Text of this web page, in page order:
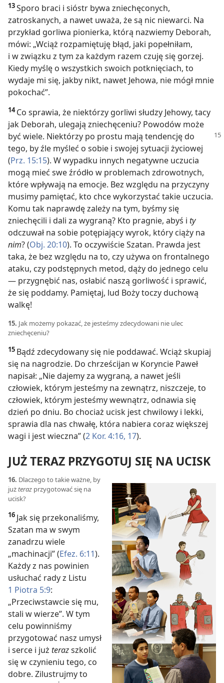
13Sporo braci i sióstr bywa zniechęconych,
zatroskanych, a nawet uważa, że są nic niewarci. Na
przykład gorliwa pionierka, którą nazwiemy Deborah,
mówi: „Wciąż rozpamiętuję błąd, jaki popełniłam,
i w związku z tym za każdym razem czuję się gorzej.
Kiedy myślę o wszystkich swoich potknięciach, to
wydaje mi się, jakby nikt, nawet Jehowa, nie mógł mnie
pokochać”.
14Co sprawia, że niektórzy gorliwi słudzy Jehowy, tacy
jak Deborah, ulegają zniechęceniu? Powodów może
być wiele. Niektórzy po prostu mają tendencję do
tego, by źle myśleć o sobie i swojej sytuacji życiowej
(Prz. 15:15). W wypadku innych negatywne uczucia
mogą mieć swe źródło w problemach zdrowotnych,
które wpływają na emocje. Bez względu na przyczyny
musimy pamiętać, kto chce wykorzystać takie uczucia.
Komu tak naprawdę zależy na tym, byśmy się
zniechęcili i dali za wygraną? Kto pragnie, abyś i ty
odczuwał na sobie potępiający wyrok, który ciąży na
nim? (Obj. 20:10). To oczywiście Szatan. Prawda jest
taka, że bez względu na to, czy używa on frontalnego
ataku, czy podstępnych metod, dąży do jednego celu
— przygnębić nas, osłabić naszą gorliwość i sprawić,
że się poddamy. Pamiętaj, lud Boży toczy duchową
walkę!
15. Jak możemy pokazać, że jesteśmy zdecydowani nie ulec
zniechęceniu?
15 Bądź zdecydowany się nie poddawać. Wciąż skupiaj
się na nagrodzie. Do chrześcijan w Koryncie Paweł
napisał: „Nie dajemy za wygraną, a nawet jeśli
człowiek, którym jesteśmy na zewnątrz, niszczeje, to
człowiek, którym jesteśmy wewnątrz, odnawia się
dzień po dniu. Bo chociaż ucisk jest chwilowy i lekki,
sprawia dla nas chwałę, która nabiera coraz większej
wagi i jest wieczna” (2 Kor. 4:16, 17).
JUŻ TERAZ PRZYGOTUJ SIĘ NA UCISK
16. Dlaczego to takie ważne, by
jużteraz przygotować się na
ucisk?
16 Jak się przekonaliśmy,
Szatan ma w swym
zanadrzu wiele
„machinacji” (Efez. 6:11).
Każdy z nas powinien
usłuchać rady z Listu
1 Piotra 5:9:
„Przeciwstawcie się mu,
stali w wierze”. W tym
celu powinniśmy
przygotować nasz umysł
i serce i już terazszkolić
się w czynieniu tego, co
dobre. Zilustrujmy to